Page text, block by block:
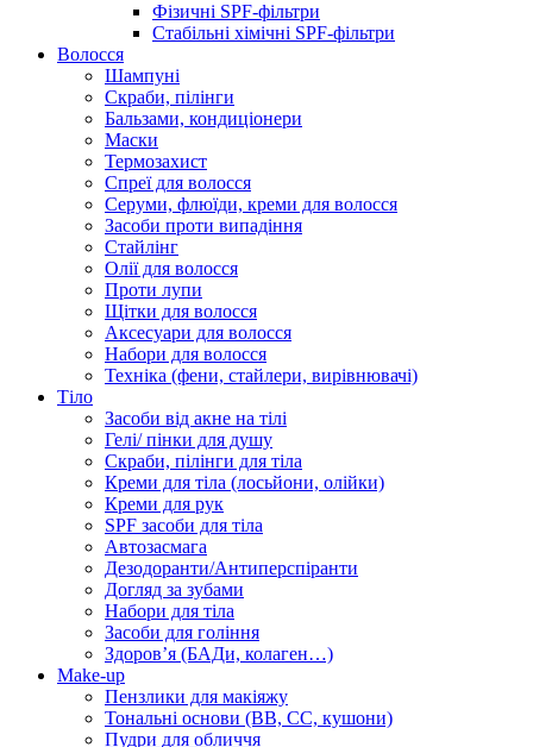
Фізичні SPF-фільтри
Стабільні хімічні SPF-фільтри
Волосся
Шампуні
Скраби, пілінги
Бальзами, кондиціонери
Маски
Термозахист
Спреї для волосся
Серуми, флюїди, креми для волосся
Засоби проти випадіння
Стайлінг
Олії для волосся
Проти лупи
Щітки для волосся
Аксесуари для волосся
Набори для волосся
Техніка (фени, стайлери, вирівнювачі)
Тіло
Засоби від акне на тілі
Гелі/ пінки для душу
Скраби, пілінги для тіла
Креми для тіла (лосьйони, олійки)
Креми для рук
SPF засоби для тіла
Автозасмага
Дезодоранти/Антиперспіранти
Догляд за зубами
Набори для тіла
Засоби для гоління
Здоровʼя (БАДи, колаген…)
Make-up
Пензлики для макіяжу
Тональні основи (BB, CC, кушони)
Пудри для обличчя